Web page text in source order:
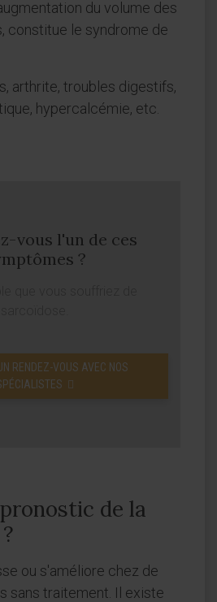
du volume des
constitue le syndrome de
arthrite, troubles digestifs,
hypercalcémie, etc.
vous l'un de ces
?
RENDEZ-VOUS AVEC NOS
de la
ou s'améliore chez de
sans traitement. Il existe